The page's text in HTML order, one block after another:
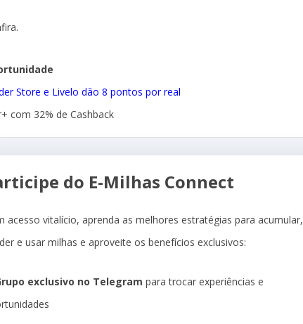
Store e Livelo dão 8 pontos por real
com 32% de Cashback
do E-Milhas Connect
acesso vitalício, aprenda as melhores estratégias para acumular,
e usar milhas e aproveite os benefícios exclusivos:
exclusivo no Telegram para trocar experiências e